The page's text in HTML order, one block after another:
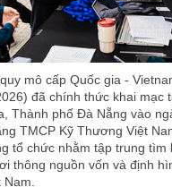
mô cấp Quốc gia -
đã chính thức khai mạc
Thành phố Đà Nẵng vào
TMCP Kỹ Thương Việt
tổ chức nhằm tập trung tìm
thông nguồn vốn và định